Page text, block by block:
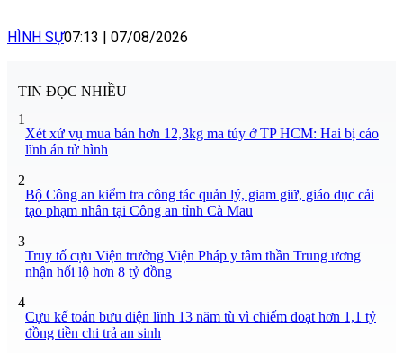
HÌNH SỰ07:13 | 07/08/2026
TIN ĐỌC NHIỀU
1
Xét xử vụ mua bán hơn 12,3kg ma túy ở TP HCM: Hai bị cáo
lĩnh án tử hình
2
Bộ Công an kiểm tra công tác quản lý, giam giữ, giáo dục cải
tạo phạm nhân tại Công an tỉnh Cà Mau
3
Truy tố cựu Viện trưởng Viện Pháp y tâm thần Trung ương
nhận hối lộ hơn 8 tỷ đồng
4
Cựu kế toán bưu điện lĩnh 13 năm tù vì chiếm đoạt hơn 1,1 tỷ
đồng tiền chi trả an sinh